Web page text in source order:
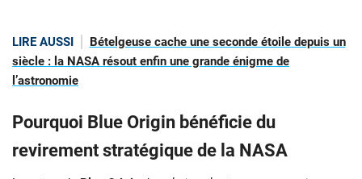
LIRE AUSSI
Bételgeuse cache une seconde étoile depuis un
siècle : la NASA résout enfin une grande énigme de
l’astronomie
Pourquoi Blue Origin bénéficie du
revirement stratégique de la NASA